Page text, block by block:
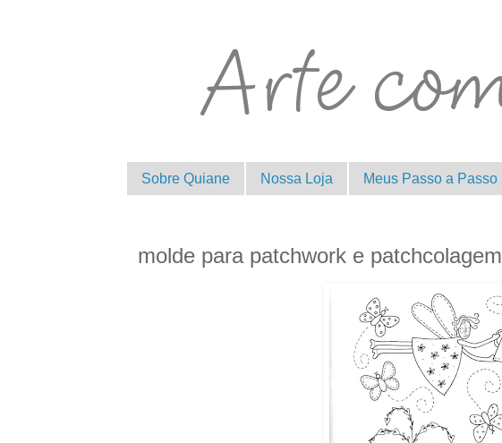
Sobre Quiane Nossa Loja Meus Passo a Passo
molde para patchwork e patchcolagem